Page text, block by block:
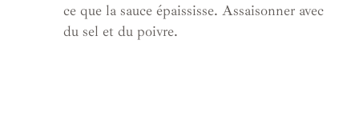
ce que la sauce épaississe. Assaisonner avec
du sel et du poivre.